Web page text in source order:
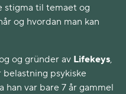
til temaet og
og hvordan man kan
og gründer av Lifekeys,
psykiske
han var bare 7 år gammel